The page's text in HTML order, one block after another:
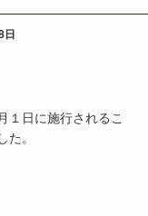
日に施行されるこ
た。